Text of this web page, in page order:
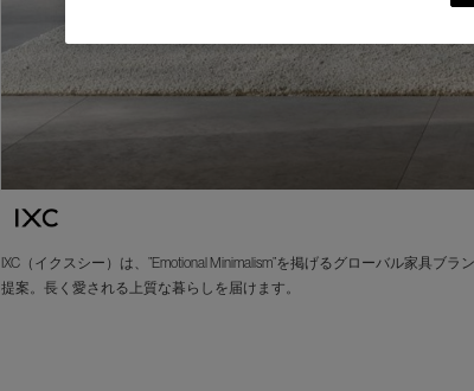
IXC（イクスシー）は、”Emotional Minimalism”を掲げるグローバル家具
提案。長く愛される上質な暮らしを届けます。